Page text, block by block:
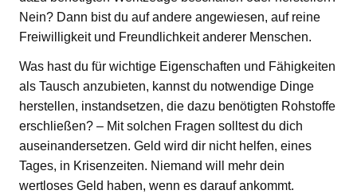
Nein? Dann bist du auf andere angewiesen, auf reine
Freiwilligkeit und Freundlichkeit anderer Menschen.
Was hast du für wichtige Eigenschaften und Fähigkeiten
als Tausch anzubieten, kannst du notwendige Dinge
herstellen, instandsetzen, die dazu benötigten Rohstoffe
erschließen? – Mit solchen Fragen solltest du dich
auseinandersetzen. Geld wird dir nicht helfen, eines
Tages, in Krisenzeiten. Niemand will mehr dein
wertloses Geld haben, wenn es darauf ankommt.